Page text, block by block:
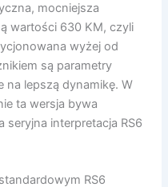
mocniejsza
wartości 630 KM, czyli
wyżej od
są parametry
na lepszą dynamikę. W
ta wersja bywa
interpretacja RS6
RS6